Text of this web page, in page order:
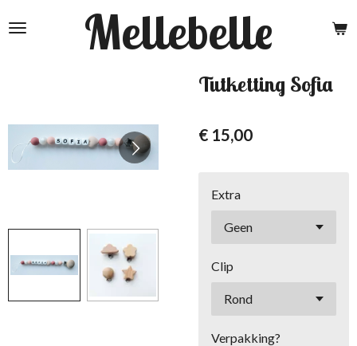
direct
Mellebelle
Tutketting Sofia
€ 15,00
Extra
Clip
Verpakking?